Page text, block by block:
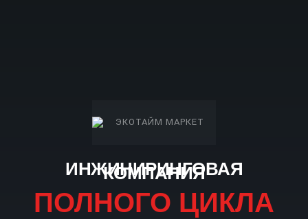
ИНЖИНИРИНГОВАЯ
КОМПАНИЯ
ПОЛНОГО ЦИКЛА